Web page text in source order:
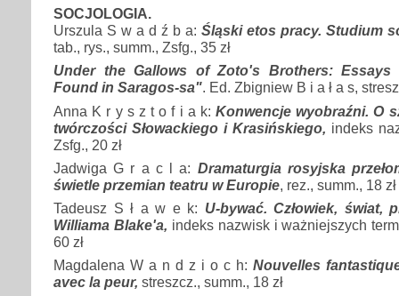
SOCJOLOGIA.
Urszula S w a d ź b a: Śląski etos pracy. Studium
tab., rys., summ., Zsfg., 35 zł
Under the Gallows of Zoto's Brothers:
Found in Saragos-sa". Ed. Zbigniew B i a ł a s,
Anna K r y s z t o f i a k:Konwencje wyobraźni. O
twórczości Słowackiego i Krasińskiego, indeks
Zsfg., 20 zł
Jadwiga G r a c l a: Dramaturgia rosyjska
świetle przemian teatru w Europie, rez., summ., 18 zł
Tadeusz S ł a w e k: U-bywać. Człowiek, świat,
Williama Blake'a, indeks nazwisk i ważniejszych
60 zł
Magdalena W a n d z i o c h: Nouvelles
avec la peur, streszcz., summ., 18 zł